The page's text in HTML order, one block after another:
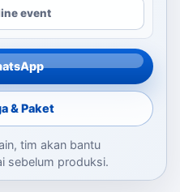
event
& Paket
tim akan bantu
sebelum produksi.